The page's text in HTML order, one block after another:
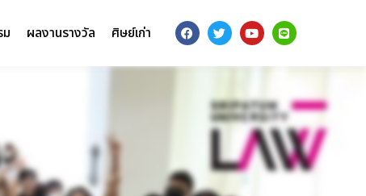
ผลงานรางวัล ศิษย์เก่า